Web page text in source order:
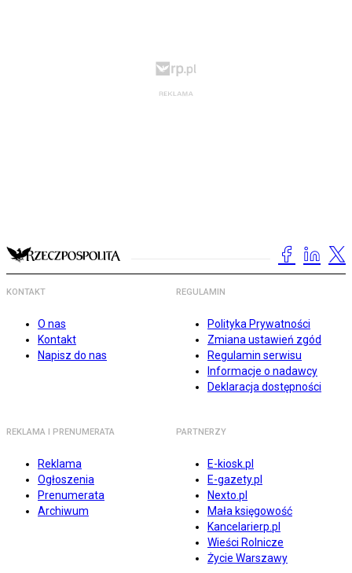
KONTAKT
O nas
Kontakt
Napisz do nas
REGULAMIN
Polityka Prywatności
Zmiana ustawień zgód
Regulamin serwisu
Informacje o nadawcy
Deklaracja dostępności
REKLAMA I PRENUMERATA
Reklama
Ogłoszenia
Prenumerata
Archiwum
PARTNERZY
E-kiosk.pl
E-gazety.pl
Nexto.pl
Mała księgowość
Kancelarierp.pl
Wieści Rolnicze
Życie Warszawy